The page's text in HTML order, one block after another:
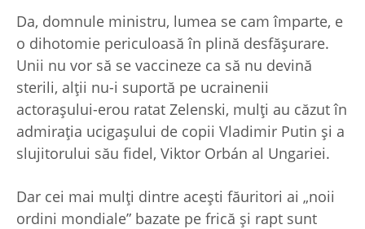
Da, domnule ministru, lumea se cam împarte, e
o dihotomie periculoasă în plină desfăşurare.
Unii nu vor să se vaccineze ca să nu devină
sterili, alţii nu-i suportă pe ucrainenii
actoraşului-erou ratat Zelenski, mulţi au căzut în
admiraţia ucigaşului de copii Vladimir Putin şi a
slujitorului său fidel, Viktor Orbán al Ungariei.
Dar cei mai mulţi dintre aceşti făuritori ai „noii
ordini mondiale” bazate pe frică şi rapt sunt